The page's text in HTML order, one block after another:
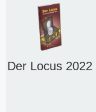
Der Locus 2022